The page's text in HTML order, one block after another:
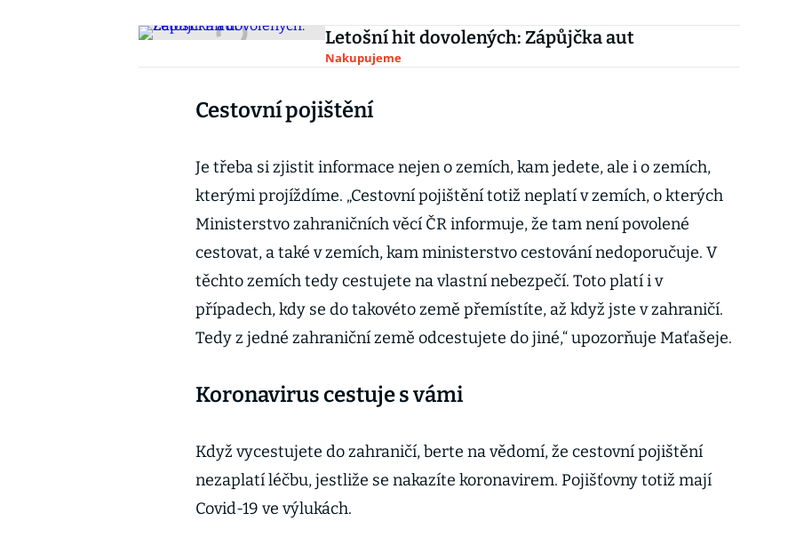
Letošní hit dovolených: Zápůjčka aut
Nakupujeme
Cestovní pojištění
Je třeba si zjistit informace nejen o zemích, kam jedete, ale i o zemích,
kterými projíždíme. „Cestovní pojištění totiž neplatí v zemích, o kterých
Ministerstvo zahraničních věcí ČR informuje, že tam není povolené
cestovat, a také v zemích, kam ministerstvo cestování nedoporučuje. V
těchto zemích tedy cestujete na vlastní nebezpečí. Toto platí i v
případech, kdy se do takovéto země přemístíte, až když jste v zahraničí.
Tedy z jedné zahraniční země odcestujete do jiné,“ upozorňuje Maťašeje.
Koronavirus cestuje s vámi
Když vycestujete do zahraničí, berte na vědomí, že cestovní pojištění
nezaplatí léčbu, jestliže se nakazíte koronavirem. Pojišťovny totiž mají
Covid-19 ve výlukách.